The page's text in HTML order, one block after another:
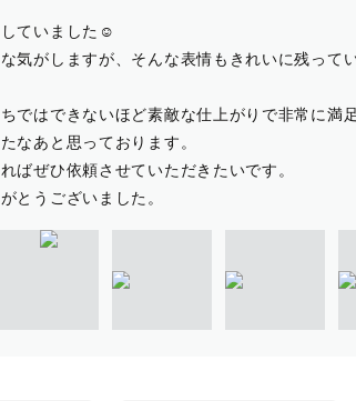
ていました☺️
気がしますが、そんな表情もきれいに残って
ではできないほど素敵な仕上がりで非常に満
なあと思っております。
ばぜひ依頼させていただきたいです。
とうございました。